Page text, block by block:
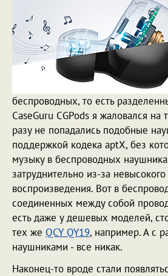
беспроводных, то есть
CaseGuru CGPods я жаловался на
разу не попадались подобные
поддержкой кодека aptX, без
музыку в беспроводных
затруднительно из-за невысокого
воспроизведения. Вот в
соединенных между собой
есть даже у дешевых моделей,
тех же QCY QY19, например. А с
наушниками - все никак.
Наконец-то вроде стали